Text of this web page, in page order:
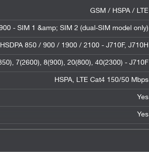
GSM / HSPA / LTE
- SIM 1 &amp; SIM 2 (dual-SIM model only)
HSDPA 850 / 900 / 1900 / 2100 - J710F, J710H
7(2600), 8(900), 20(800), 40(2300) - J710F
HSPA, LTE Cat4 150/50 Mbps
Yes
Yes